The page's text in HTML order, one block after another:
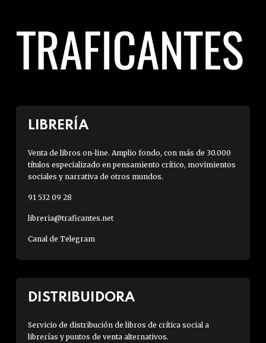
LIBRERÍA
Venta de libros on-line. Amplio fondo, con más de 30.000
títulos especializado en pensamiento crítico, movimientos
sociales y narrativa de otros mundos.
91 532 09 28
libreria@traficantes.net
Canal de Telegram
DISTRIBUIDORA
Servicio de distribución de libros de crítica social a
librerías y puntos de venta alternativos.